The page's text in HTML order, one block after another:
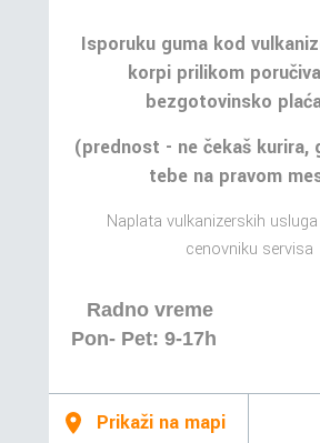
Isporuku guma kod
korpi prilikom
bezgotovinsko
(prednost - ne čekaš kurira,
tebe na pravom
Naplata vulkanizerskih
cenovniku servisa
Radno vreme
Pon- Pet: 9-17h
Prikaži na mapi